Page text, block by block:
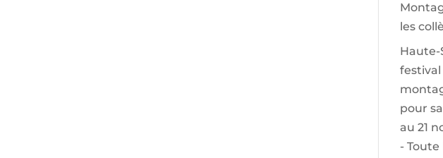
les
Haute-
festival
pour
au 21
- Toute